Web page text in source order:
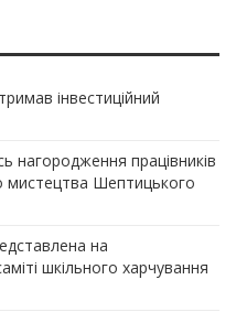
інвеcтиційний
нагородження працівників
мистецтва Шептицького
на
шкільного харчування